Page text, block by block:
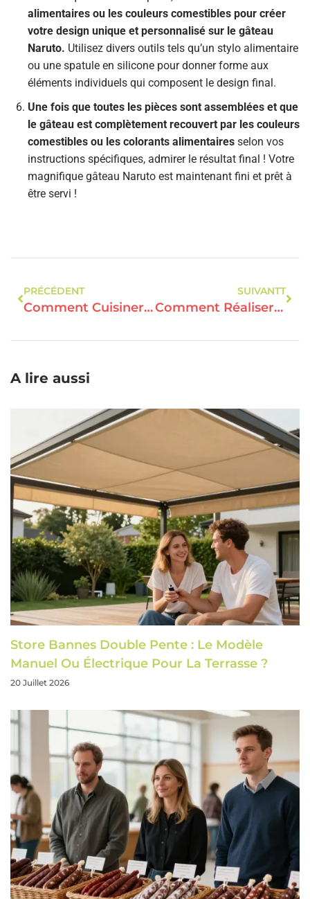
alimentaires ou les couleurs comestibles pour créer
votre design unique et personnalisé sur le gâteau
Naruto. Utilisez divers outils tels qu’un stylo alimentaire
ou une spatule en silicone pour donner forme aux
éléments individuels qui composent le design final.
Une fois que toutes les pièces sont assemblées et que
le gâteau est complètement recouvert par les couleurs
comestibles ou les colorants alimentaires selon vos
instructions spécifiques, admirer le résultat final ! Votre
magnifique gâteau Naruto est maintenant fini et prêt à
être servi !
PRÉCÉDENT
Comment Cuisiner Un Jumeau De Bœuf ?
SUIVANTT
Comment Réaliser Une Cigarette En Chocolat ?
A lire aussi
Store Bannes Double Pente : Le Modèle
Manuel Ou Électrique Pour La Terrasse ?
20 Juillet 2026